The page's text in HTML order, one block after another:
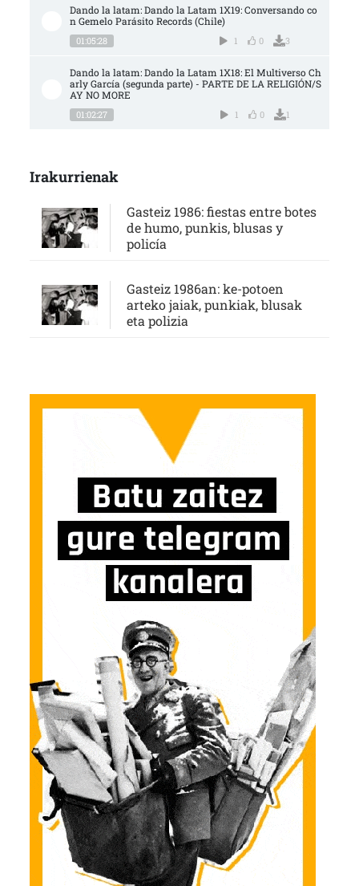
Dando la latam: Dando la Latam 1X19: Conversando co
n Gemelo Parásito Records (Chile)
01:05:28 1 0 3
Dando la latam: Dando la Latam 1X18: El Multiverso Ch
arly García (segunda parte) - PARTE DE LA RELIGIÓN/S
AY NO MORE
01:02:27 1 0 1
Irakurrienak
Gasteiz 1986: fiestas entre botes
de humo, punkis, blusas y
policía
Gasteiz 1986an: ke-potoen
arteko jaiak, punkiak, blusak
eta polizia